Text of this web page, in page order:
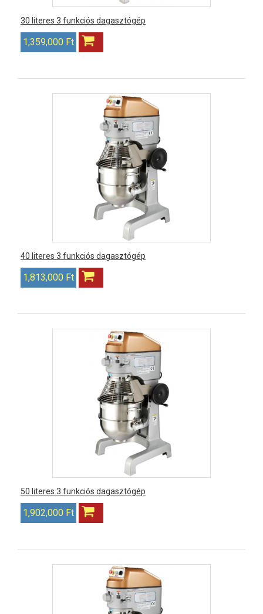
30 literes 3 funkciós dagasztógép
1,359,000 Ft
40 literes 3 funkciós dagasztógép
1,813,000 Ft
50 literes 3 funkciós dagasztógép
1,902,000 Ft